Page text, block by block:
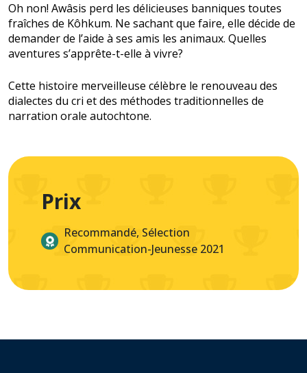
Oh non! Awâsis perd les délicieuses banniques toutes
fraîches de Kôhkum. Ne sachant que faire, elle décide de
demander de l’aide à ses amis les animaux. Quelles
aventures s’apprête-t-elle à vivre?
Cette histoire merveilleuse célèbre le renouveau des
dialectes du cri et des méthodes traditionnelles de
narration orale autochtone.
Prix
Recommandé, Sélection
Communication-Jeunesse 2021